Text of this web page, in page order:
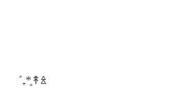
˚₊*̥↟ꊛ